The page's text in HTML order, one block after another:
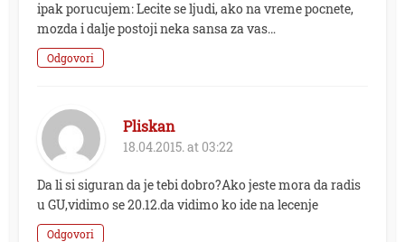
ipak porucujem: Lecite se ljudi, ako na vreme pocnete,
mozda i dalje postoji neka sansa za vas…
Odgovori
Pliskan
18.04.2015. at 03:22
Da li si siguran da je tebi dobro?Ako jeste mora da radis
u GU,vidimo se 20.12.da vidimo ko ide na lecenje
Odgovori